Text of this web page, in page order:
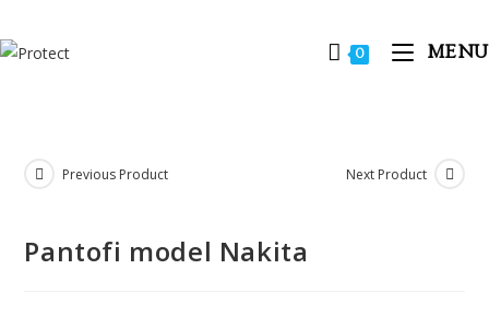
0 MENU
Previous Product Next Product
Pantofi model Nakita